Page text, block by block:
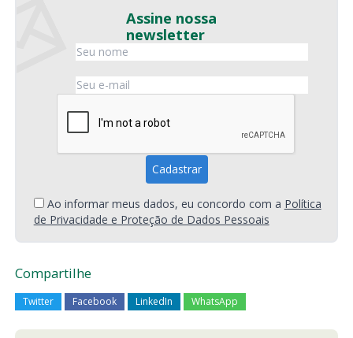
Assine nossa
newsletter
Ao informar meus dados, eu concordo com a Política
de Privacidade e Proteção de Dados Pessoais
Compartilhe
Twitter Facebook LinkedIn WhatsApp